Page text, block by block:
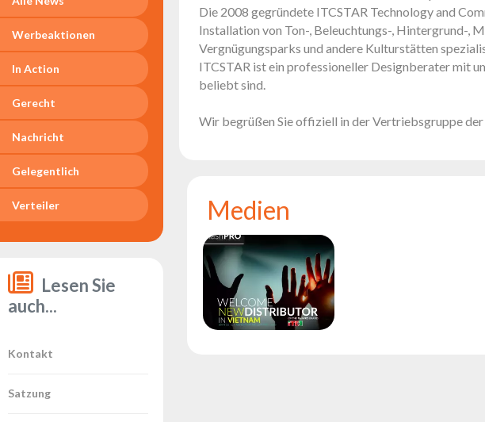
LED
Zubehör
Ausstellungsbeleuchtung
Laser
Blitze
Leitlichter
Reflektoren
Retro
DMX-
Batteriebetrieben
Outlet
Werbeaktionen
In Action
Gerecht
Nachricht
Gelegentlich
Verteiler
Lesen Sie
auch...
Kontakt
Satzung
Die 2008 gegründete ITCSTAR Technology and
Installation von Ton-, Beleuchtungs-, Hintergrund-,
Vergnügungsparks und andere Kulturstätten
ITCSTAR ist ein professioneller Designberater mit
beliebt sind.
Wir begrüßen Sie offiziell in der Vertriebsgruppe
Medien